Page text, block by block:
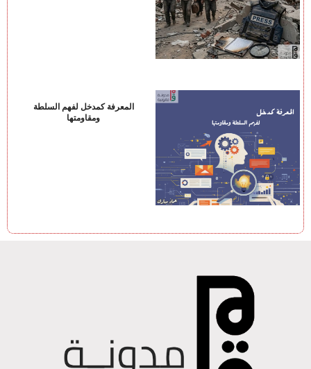
المعرفة كمدخل لفهم السلطة
ومقاومتها